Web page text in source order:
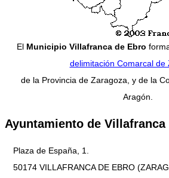
El Municipio Villafranca de Ebro
delimitación Comarcal de
de la Provincia de Zaragoza, y de la
Aragón.
Ayuntamiento de Villafranca
Plaza de España, 1.
50174 VILLAFRANCA DE EBRO